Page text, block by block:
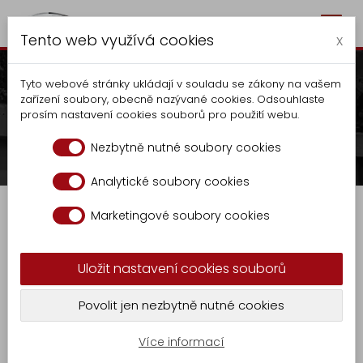
Autocentrum
Výroba
Vyklapěče
Nástavba
KR
GASTRO
Vyklápěč UVK 2021 - DM
Výroba Vyklapěče Vyklápěč UVK 2021 - DM
Dělený vyklapěč s manuálním ovládáním
pákového rozvaděče, manuálně ovládanou
hrazdou a spojením.
Tento web využívá cookies x
Tyto webové stránky ukládají v souladu se zákony na vašem
zařízení soubory, obecně nazývané cookies. Odsouhlaste
prosím nastavení cookies souborů pro použití webu.
Nezbytně nutné soubory cookies
Analytické soubory cookies
Marketingové soubory cookies
Uložit nastavení cookies souborů
Povolit jen nezbytně nutné cookies
Více informací